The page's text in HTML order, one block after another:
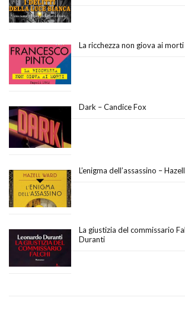
La ricchezza non giova ai
Dark – Candice Fox
L’enigma dell’assassino –
La giustizia del commissario
Duranti